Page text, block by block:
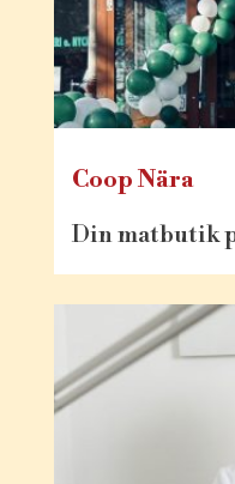
Coop Nära
Din matbutik